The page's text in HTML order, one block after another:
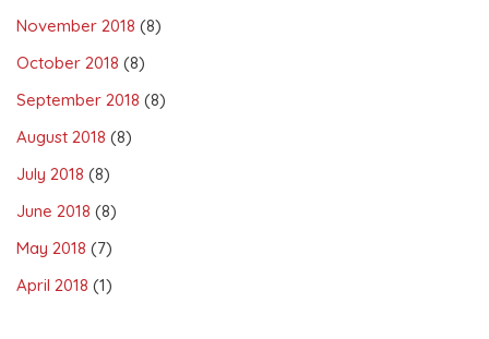
November 2018 (8)
October 2018 (8)
September 2018 (8)
August 2018 (8)
July 2018 (8)
June 2018 (8)
May 2018 (7)
April 2018 (1)